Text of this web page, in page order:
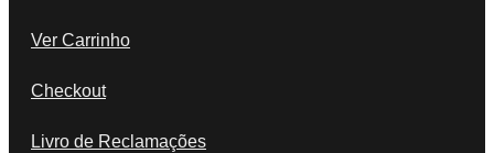
Ver Carrinho
Checkout
Livro de Reclamações